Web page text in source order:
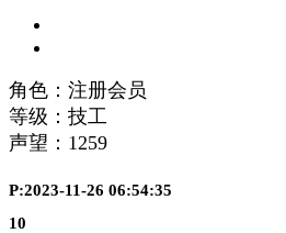
角色：注册会员
等级：技工
声望： 1259
P:2023-11-26 06:54:35
10